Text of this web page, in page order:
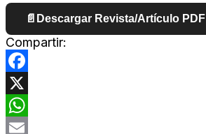
📄 Descargar Revista/Artículo PDF
Compartir:
Facebook
X
WhatsApp